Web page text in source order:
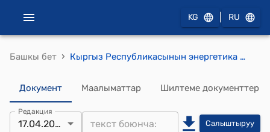
KG RU
Башкы бет › Кыргыз Республикасынын энергетика министрлигинин 2026-жылдын 17- апрелиндеги № 17-7 "6-500 кВ чыңалуусуундагы электр тармактарын, чагылгандын жана ички ашыкча чыңалууларынан коргоо боюнча эрежелерин бекитүү жөнүндө" токтому
Документ Маалыматтар Шилтеме документтер
Редакция
17.04.2026 Салыштыруу